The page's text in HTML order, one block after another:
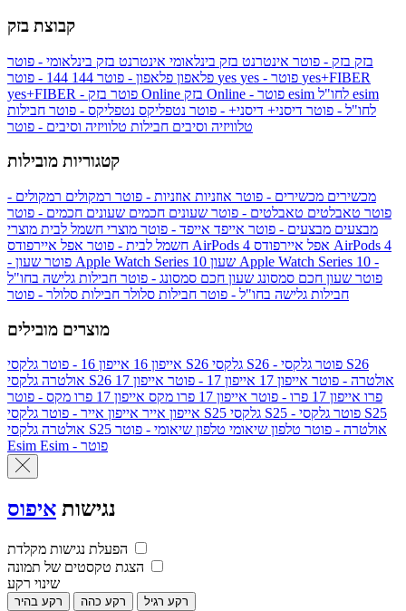
קבוצת בזק
בזק בזק - פוטר אינטרנט בזק בינלאומי אינטרנט בזק בינלאומי - פוטר
פלאפון פלאפון - פוטר 144 yes
yes+FIBER
yes+FIBER - פוטר בזק Online
esim
לחו"ל - פוטר דיסני+ דיסני+ - פוטר נטפליקס נטפליקס - פוטר חבילות
טלוויזיה וסיבים חבילות טלוויזיה וסיבים - פוטר
קטגוריות מובילות
מכשירים מכשירים - פוטר אוזניות אוזניות - פוטר רמקולים רמקולים -
פוטר טאבלטים טאבלטים - פוטר שעונים חכמים שעונים חכמים - פוטר
מבצעים מבצעים - פוטר אייפד אייפד - פוטר מוצרי חשמל לבית מוצרי
חשמל לבית - פוטר אפל איירפודס AirPods 4 אפל איירפודס AirPods 4
- פוטר שעון Apple Watch Series 10 שעון Apple Watch Series 10 -
פוטר שעון חכם סמסונג שעון חכם סמסונג - פוטר חבילות גלישה בחו"ל
חבילות גלישה בחו"ל - פוטר חבילות סלולר חבילות סלולר - פוטר
מוצרים מובילים
אייפון 16 אייפון 16 - פוטר גלקסי S26 גלקסי S26 - פוטר גלקסי S26
אולטרה
גלקסי S26 אולטרה - פוטר אייפון 17 אייפון 17 - פוטר
אייפון 17
פרו אייפון 17 פרו - פוטר אייפון 17 פרו מקס
אייפון 17 פרו מקס - פוטר
אייפון אייר אייפון אייר - פוטר גלקסי S25 גלקסי S25 - פוטר גלקסי S25
אולטרה
גלקסי S25 אולטרה - פוטר טלפון שיאומי טלפון שיאומי - פוטר
Esim
Esim - פוטר
נגישות איפוס
הפעלת נגישות מקלדת
הצגת טקסטים של תמונה
שינוי רקע
רקע בהיר רקע כהה רקע רגיל